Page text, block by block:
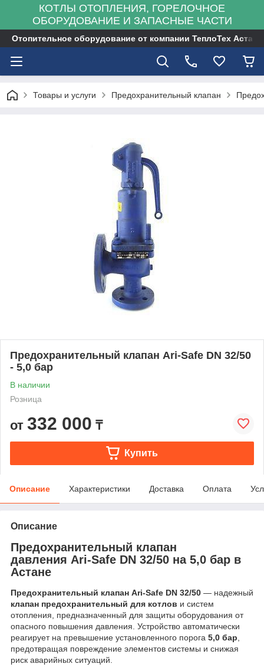
КОТЛЫ ОТОПЛЕНИЯ, ГОРЕЛОЧНОЕ
ОБОРУДОВАНИЕ И ЗАПАСНЫЕ ЧАСТИ
Отопительное оборудование от компании ТеплоТех Астана
Товары и услуги Предохранительный клапан
Предохранительный клапан Ari-Safe DN 32/50
- 5,0 бар
В наличии
Розница
от 332 000 ₸
Купить
Описание Характеристики Доставка Оплата
Описание
Предохранительный клапан
давления Ari-Safe DN 32/50 на 5,0 бар в
Астане
Предохранительный клапан Ari-Safe DN 32/50 — надежный
клапан предохранительный для котлов и систем
отопления, предназначенный для защиты оборудования от
опасного повышения давления. Устройство автоматически
реагирует на превышение установленного порога 5,0 бар,
предотвращая повреждение элементов системы и снижая
риск аварийных ситуаций.